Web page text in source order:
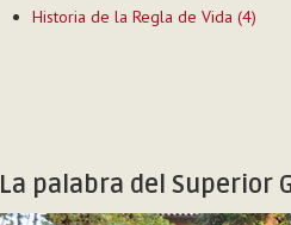
Historia de la Regla de Vida (4)
La palabra del Superior